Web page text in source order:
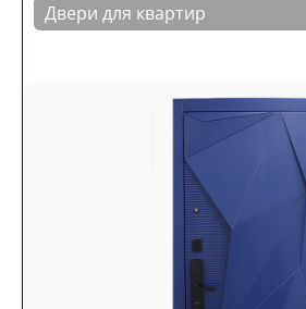
Двери для квартир